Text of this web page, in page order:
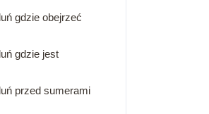
gdzie obejrzeć
gdzie jest
przed sumerami